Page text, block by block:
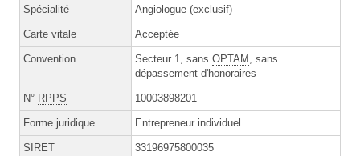
Spécialité Angiologue (exclusif)
Carte vitale Acceptée
Convention Secteur 1, sans OPTAM , sans
dépassement d'honoraires
N° RPPS 10003898201
Forme juridique Entrepreneur individuel
SIRET 33196975800035